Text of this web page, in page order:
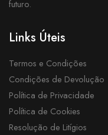
futuro.
Links Úteis
Termos e Condições
Condições de Devolução
Política de Privacidade
Política de Cookies
Resolução de Litígios